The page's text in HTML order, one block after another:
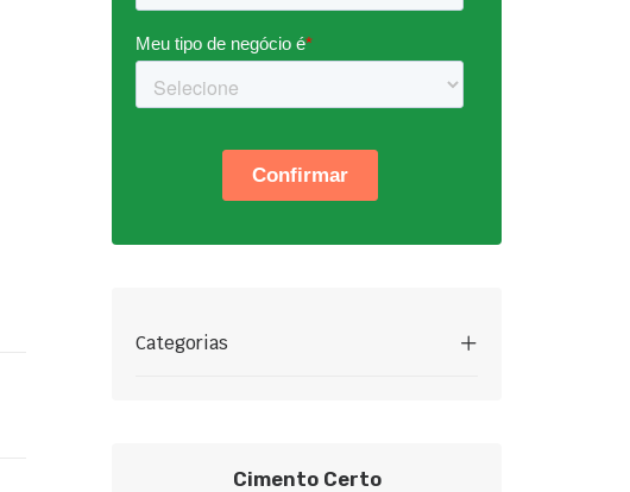
Categorias
Cimento Certo